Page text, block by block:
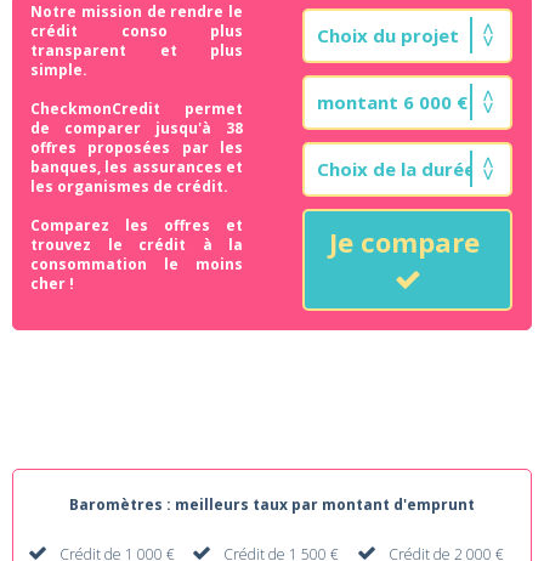
Notre mission de rendre le
crédit conso plus
transparent et plus
simple.
CheckmonCredit permet
de comparer jusqu'à 38
offres proposées par les
banques, les assurances et
les organismes de crédit.
Comparez les offres et
trouvez le crédit à la
consommation le moins
cher !
Je compare
Baromètres : meilleurs taux par montant d'emprunt
Crédit de 1 000 € Crédit de 1 500 € Crédit de 2 000 €